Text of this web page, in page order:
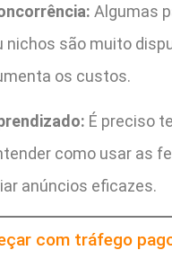
Algumas
nichos são muito
os custos.
É preciso
como usar as
anúncios eficazes.
com tráfego